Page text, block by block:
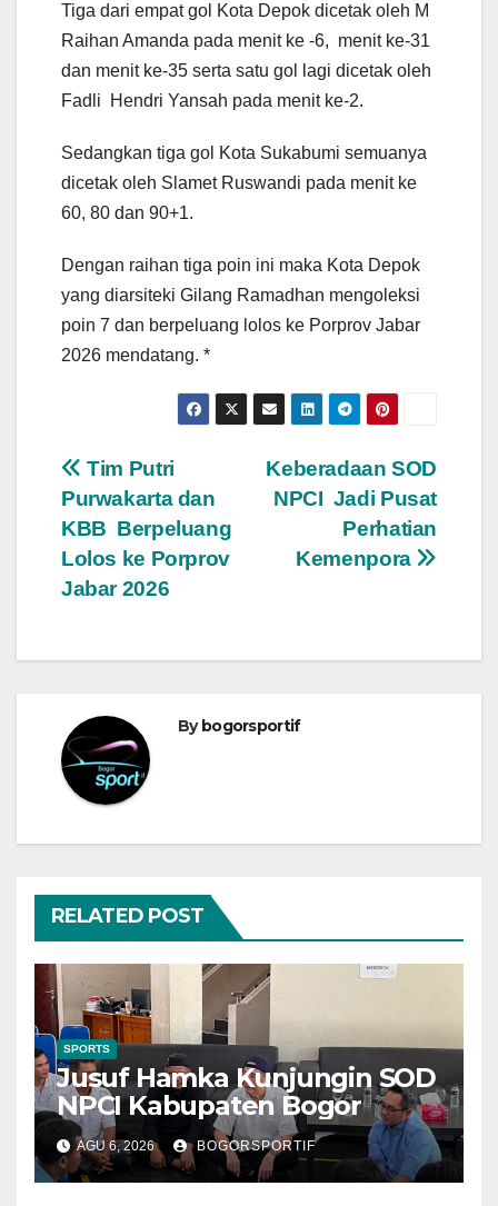
Tiga dari empat gol Kota Depok dicetak oleh M
Raihan Amanda pada menit ke -6, menit ke-31
dan menit ke-35 serta satu gol lagi dicetak oleh
Fadli Hendri Yansah pada menit ke-2.
Sedangkan tiga gol Kota Sukabumi semuanya
dicetak oleh Slamet Ruswandi pada menit ke
60, 80 dan 90+1.
Dengan raihan tiga poin ini maka Kota Depok
yang diarsiteki Gilang Ramadhan mengoleksi
poin 7 dan berpeluang lolos ke Porprov Jabar
2026 mendatang. *
Navigasi
pos
Keberadaan SOD
NPCI Jadi Pusat
Perhatian
Kemenpora
Tim Putri
Purwakarta dan
KBB Berpeluang
Lolos ke Porprov
Jabar 2026
Bybogorsportif
RELATED POST
SPORTS
Jusuf Hamka Kunjungin SOD
NPCI Kabupaten Bogor
AGU 6, 2026 BOGORSPORTIF